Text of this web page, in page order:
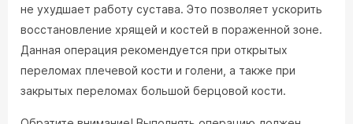
не ухудшает работу сустава. Это позволяет ускорить
восстановление хрящей и костей в пораженной зоне.
Данная операция рекомендуется при открытых
переломах плечевой кости и голени, а также при
закрытых переломах большой берцовой кости.